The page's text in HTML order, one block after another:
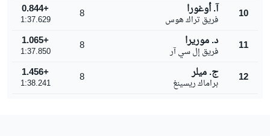
10 آ. أوغورا
فريق تراك هوس 8
+0.844
1:37.629
11 د. موريرا
فريق إل سي آر 8
+1.065
1:37.850
12 ج. ميلر
براماك ريسينغ 8
+1.456
1:38.241